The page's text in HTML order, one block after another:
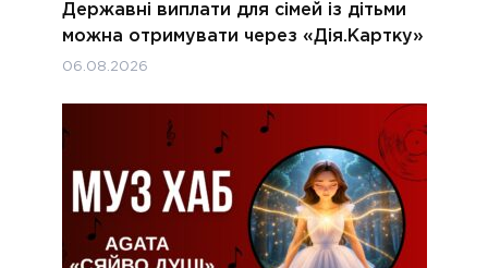
Державні виплати для сімей із дітьми
можна отримувати через «Дія.Картку»
06.08.2026